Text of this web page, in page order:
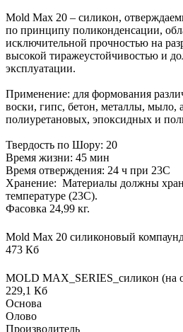
Mold Max 20 – силикон,
по принципу поликонденсации,
исключительной прочностью на
высокой тиражеустойчивостью и
эксплуатации.
Применение: для формования
воски, гипс, бетон, металлы, мыло,
полиуретановых, эпоксидных и
Твердость по Шору: 20
Время жизни: 45 мин
Время отверждения: 24 ч при 23С
Хранение: Материалы должны
температуре (23C).
Фасовка 24,99 кг.
Mold Max 20 силиконовый
473 Кб
MOLD MAX_SERIES_силикон (на
229,1 Кб
Основа
Олово
Производитель